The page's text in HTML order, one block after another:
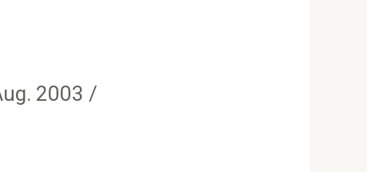
2003 /